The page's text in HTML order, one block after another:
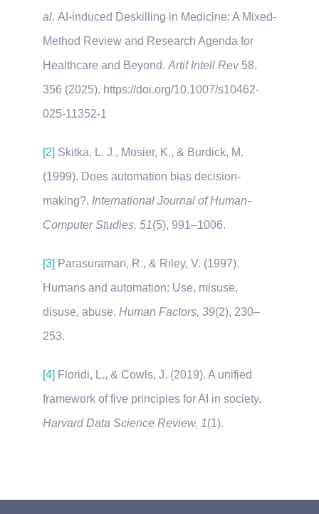
al. AI-induced Deskilling in Medicine: A Mixed-
Method Review and Research Agenda for
Healthcare and Beyond. Artif Intell Rev 58,
356 (2025). https://doi.org/10.1007/s10462-
025-11352-1
[2] Skitka, L. J., Mosier, K., & Burdick, M.
(1999). Does automation bias decision-
making?. International Journal of Human-
Computer Studies, 51(5), 991–1006.
[3] Parasuraman, R., & Riley, V. (1997).
Humans and automation: Use, misuse,
disuse, abuse. Human Factors, 39(2), 230–
253.
[4] Floridi, L., & Cowls, J. (2019). A unified
framework of five principles for AI in society.
Harvard Data Science Review, 1(1).